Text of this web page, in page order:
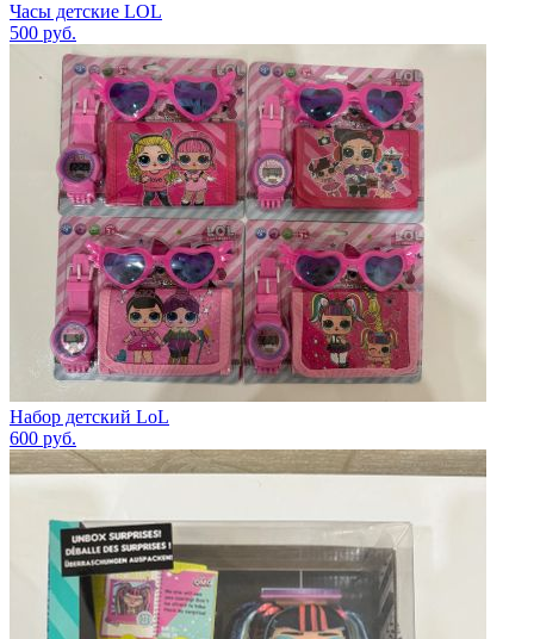
Часы детские LOL
500 руб.
Набор детский LoL
600 руб.